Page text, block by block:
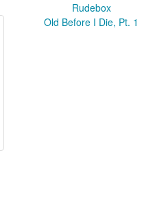
Rudebox
Old Before I Die, Pt. 1